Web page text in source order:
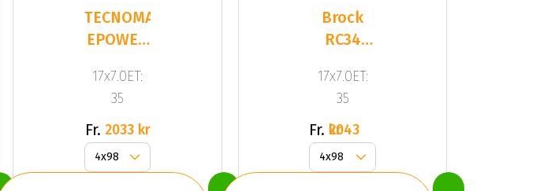
TECNOMAGNESIO
EPOWER
BLACK
17x7.0ET:
35
Fr. 2033 kr
Brock
RC34
Full Pol
17x7.0ET:
35
Fr. 2043 kr